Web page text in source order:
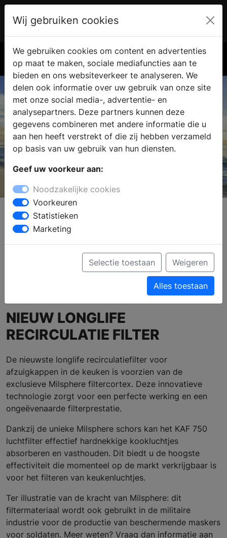
€ 0.00
KitchenAirFilter
Profiel
Verkooppunten
Ga naar de website
NIEUW LONGLIFE
RECIRCULATIE FILTER
De nieuwste longlife recirculatiefilter voor
afzuigkappen in de keuken is voorzien van de
exclusieve Milsphere filtercortex. Deze innovatieve
technologie zorgt voor een perfecte werking en een
ongeëvenaarde filterprestatie.
Dankzij de unieke Milsphere schors kan het KAF 750
luchtfilter effectief hardnekkige kookluchtjes
absorberen en vasthouden. Dit biedt u de hoogste
effectiviteit die momenteel op de markt verkrijgbaar is
voor het filteren van keukenluchtjes.
Ter illustratie van de kracht van Milsphere: dit
filtermateriaal wordt ook gebruikt in de militaire
industrie voor de productie van beschermende maskers
voor soldaten. Meer weten? Vraag dan informatie aan
Wij gebruiken cookies
We gebruiken cookies om content en advertenties
op maat te maken, sociale mediafuncties aan te
bieden en ons websiteverkeer te analyseren. We
delen ook informatie over uw gebruik van onze site
met onze social media-, advertentie- en
analysepartners. Deze partners kunnen deze
gegevens combineren met andere informatie die u
aan hen heeft verstrekt of die zij hebben verzameld
op basis van uw gebruik van hun diensten.
Geef uw voorkeur aan:
Noodzakelijke cookies
Voorkeuren
Statistieken
Marketing
Selectie toestaan Weigeren
Alles toestaan